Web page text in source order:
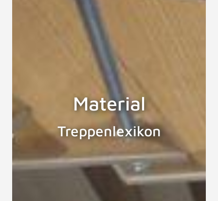
Material
Treppenlexikon